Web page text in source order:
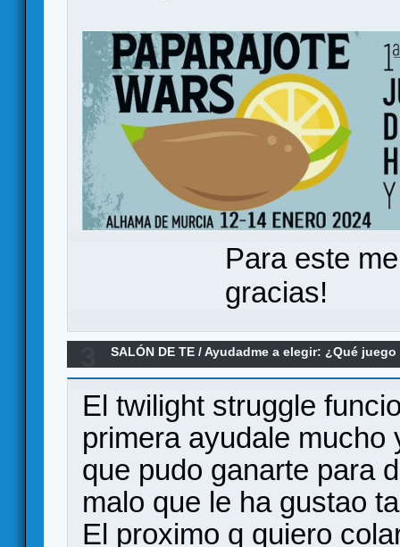
Para este
gracias!
SALÓN DE TE /Ayudadme a elegir: ¿Qué
El twilight struggle
primera ayudale
que pudo ganarte para
malo que le ha gustao
El proximo q quiero